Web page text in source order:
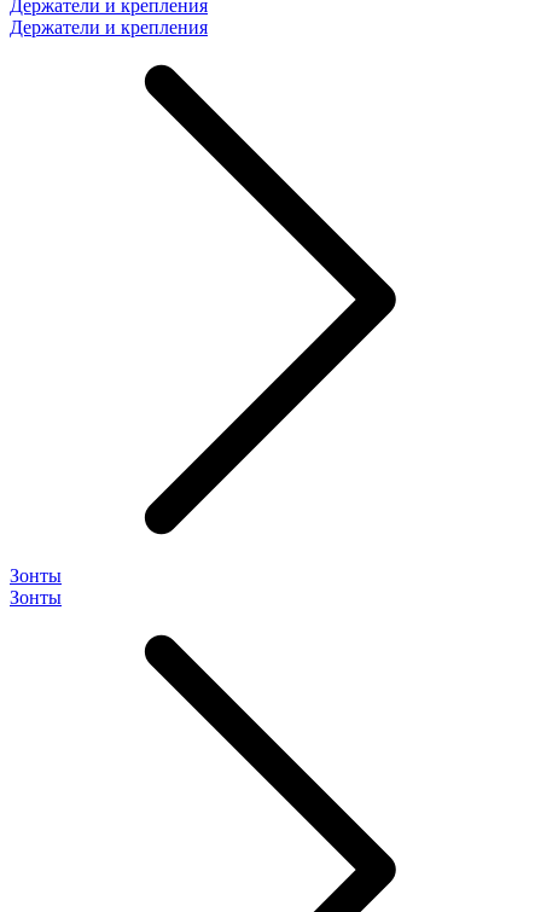
Держатели и крепления
Держатели и крепления
Зонты
Зонты